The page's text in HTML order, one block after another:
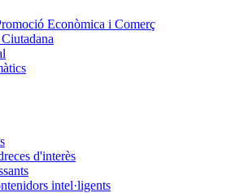
Econòmica i Comerç
d'interès
intel·ligents